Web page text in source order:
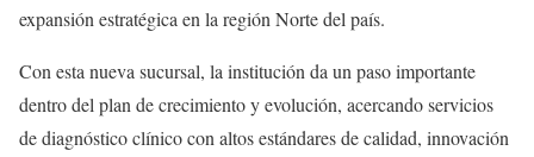
expansión estratégica en la región Norte del país.
Con esta nueva sucursal, la institución da un paso importante
dentro del plan de crecimiento y evolución, acercando servicios
de diagnóstico clínico con altos estándares de calidad, innovación